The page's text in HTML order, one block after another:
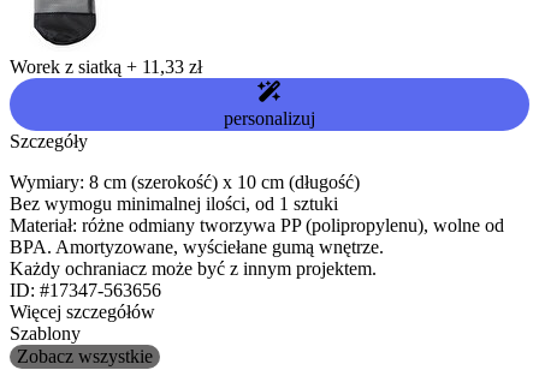
Worek z siatką + 11,33 zł
personalizuj
Szczegóły
Wymiary: 8 cm (szerokość) x 10 cm (długość)
Bez wymogu minimalnej ilości, od 1 sztuki
Materiał: różne odmiany tworzywa PP (polipropylenu), wolne od
BPA. Amortyzowane, wyściełane gumą wnętrze.
Każdy ochraniacz może być z innym projektem.
ID: #17347-563656
Więcej szczegółów
Szablony
Zobacz wszystkie